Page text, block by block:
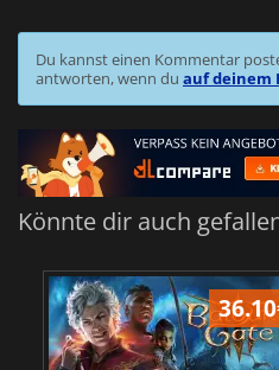
Du kannst einen Kommentar
antworten, wenn du auf deinem
Könnte dir auch
36.10